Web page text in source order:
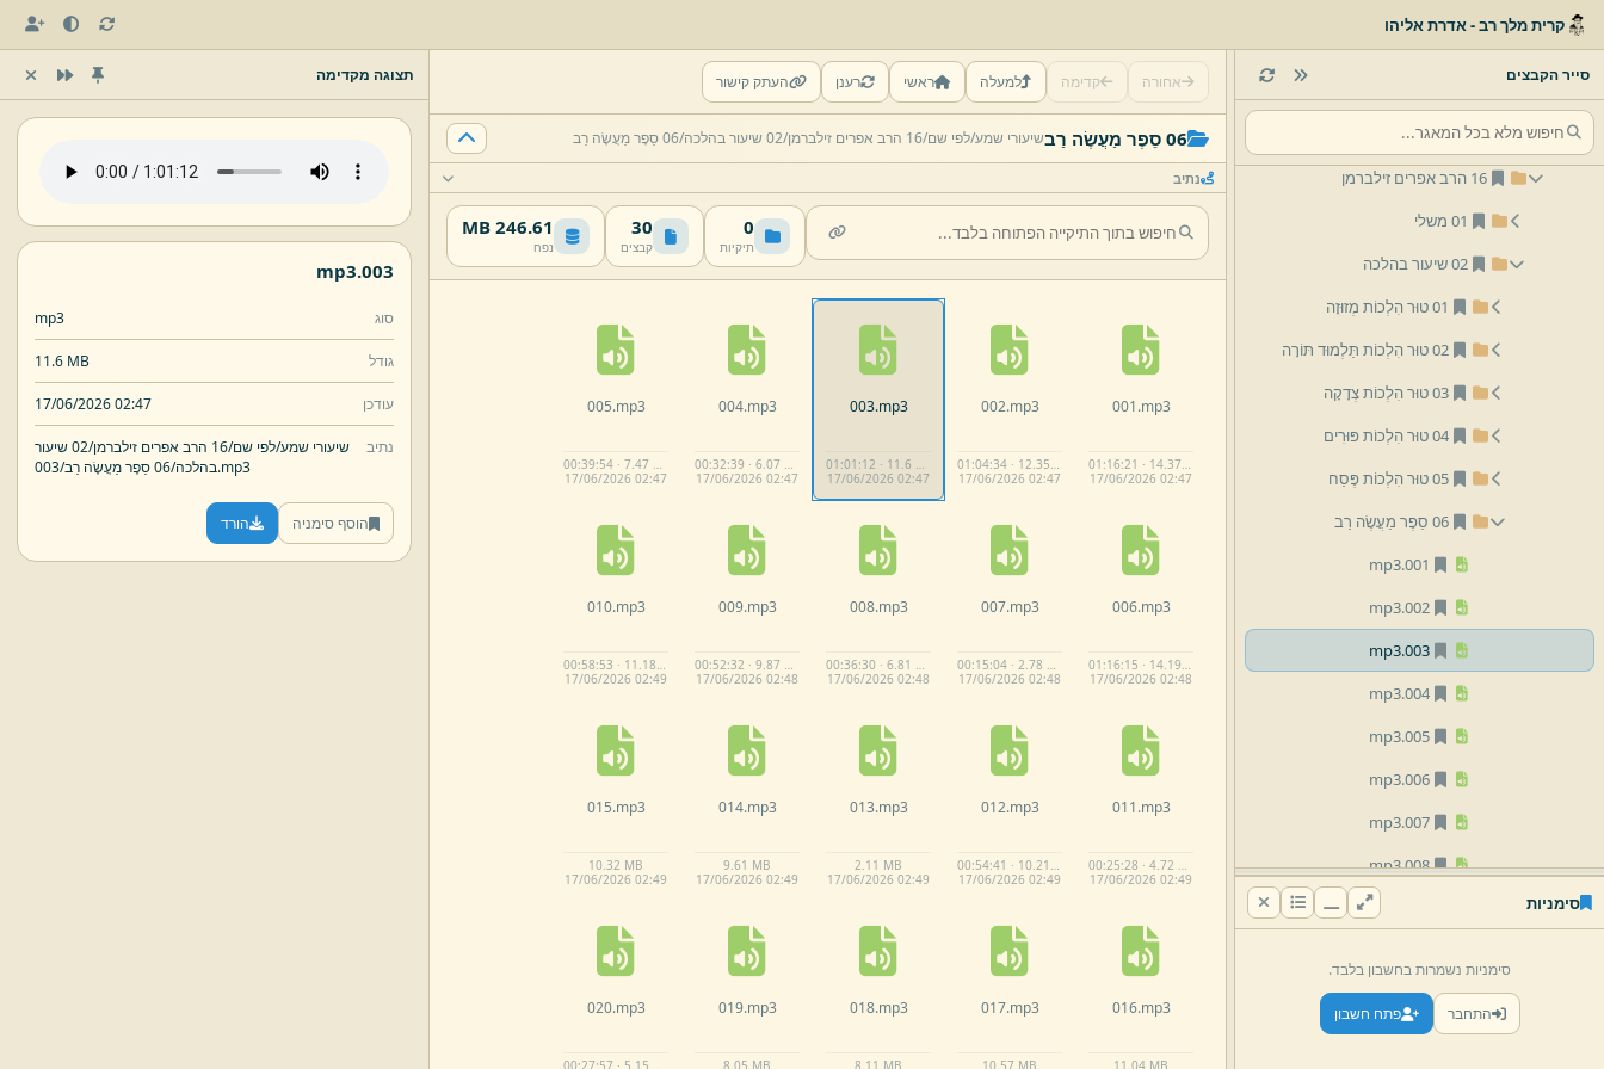
קרית מלך רב - אדרת אליהו
סייר הקבצים
12 הרב אברהם ציטרין
14 הרב מרדכי יוסף שיף
16 הרב אפרים זילברמן
01 משלי
02 שיעור בהלכה
01 טוּר הִלְכוֹת מְזוּזָה
02 טוּר הִלְכוֹת תַּלְמוּד תּוֹרָה
03 טוּר הִלְכוֹת צְדָקָה
04 טוּר הִלְכוֹת פּוּרִים
05 טוּר הִלְכוֹת פֶּסַח
06 סֵפֶר מַעֲשֶׂה רַב
001.
mp3
002.
mp3
003.
mp3
004.
mp3
005.
mp3
006.
mp3
007.
mp3
008.
mp3
mp3
011.
mp3
012.
mp3
סימניות
סימניות נשמרות בחשבון בלבד.
התחבר פתח חשבון
אחורה קדימה למעלה ראשי רענן העתק קישור
06 סֵפֶר מַעֲשֶׂה רַב שיעורי שמע/לפי שם/16 הרב אפרים זילברמן/ 02 שיעור בהלכה/ 06 סֵפֶר מַעֲשֶׂה רַב
נתיב
0
תיקיות
30
קבצים
246.61 MB
נפח
001.mp3
01:16:21 · 14.37 MB
17/06/2026 02:47
002.mp3
01:04:34 · 12.35 MB
17/06/2026 02:47
003.mp3
01:01:12 · 11.6 MB
17/06/2026 02:47
004.mp3
00:32:39 · 6.07 MB
17/06/2026 02:47
005.mp3
00:39:54 · 7.47 MB
17/06/2026 02:47
006.mp3
01:16:15 · 14.19 MB
17/06/2026 02:48
007.mp3
00:15:04 · 2.78 MB
17/06/2026 02:48
008.mp3
00:36:30 · 6.81 MB
17/06/2026 02:48
009.mp3
00:52:32 · 9.87 MB
17/06/2026 02:48
010.mp3
00:58:53 · 11.18 MB
17/06/2026 02:49
011.mp3
00:25:28 · 4.72 MB
17/06/2026 02:49
012.mp3
00:54:41 · 10.21 MB
17/06/2026 02:49
013.mp3
2.11 MB
17/06/2026 02:49
014.mp3
9.61 MB
17/06/2026 02:49
015.mp3
10.32 MB
17/06/2026 02:49
016.mp3
11. 04 MB
017.mp3
10. 57 MB
018.mp3
8. 11 MB
019.mp3
8. 05 MB
020.mp3
תצוגה מקדימה
003.
mp3
סוג mp3
גודל 11.6 MB
עודכן 17/06/2026 02:47
נתיב שיעורי שמע/לפי שם/16 הרב אפרים זילברמן/
02 שיעור
בהלכה/06 סֵפֶר מַעֲשֶׂה רַב/ 003.mp3
הוסף סימניה הורד